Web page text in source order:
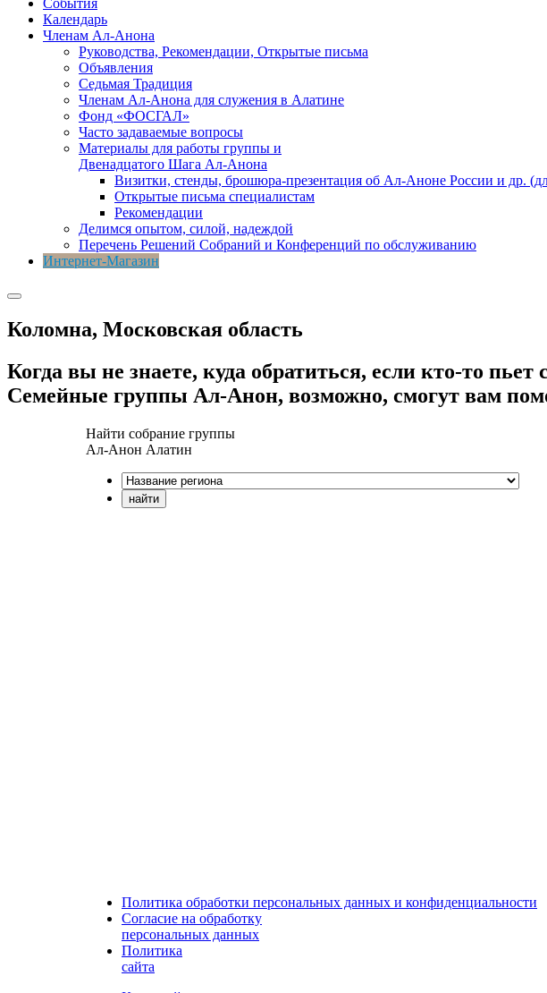
События
Календарь
Членам Ал-Анона
Руководства, Рекомендации, Открытые письма
Объявления
Седьмая Традиция
Членам Ал-Анона для служения в Алатине
Фонд «ФОСГАЛ»
Часто задаваемые вопросы
Материалы для работы группы и
Двенадцатого Шага Ал-Анона
Визитки, стенды, брошюра-презентация об Ал-Аноне России и др.
Открытые письма специалистам
Рекомендации
Делимся опытом, силой, надеждой
Перечень Решений Собраний и Конференций по обслуживанию
Интернет-Магазин
Коломна, Московская область
Когда вы не знаете, куда обратиться, если кто-то
Семейные группы Ал-Анон, возможно, смогут вам
Найти собрание группы
Ал-Анон Алатин
Политика обработки персональных данных и конфиденциальности
Согласие на обработку
персональных данных
Политика
сайта